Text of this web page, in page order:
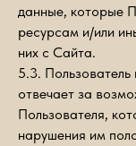
данные, которые
ресурсам и/или
них с Сайта.
5.3.
отвечает за
Пользователя,
нарушения им